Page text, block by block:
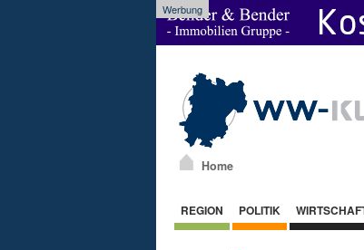
Werbung
Home
REGION POLITIK